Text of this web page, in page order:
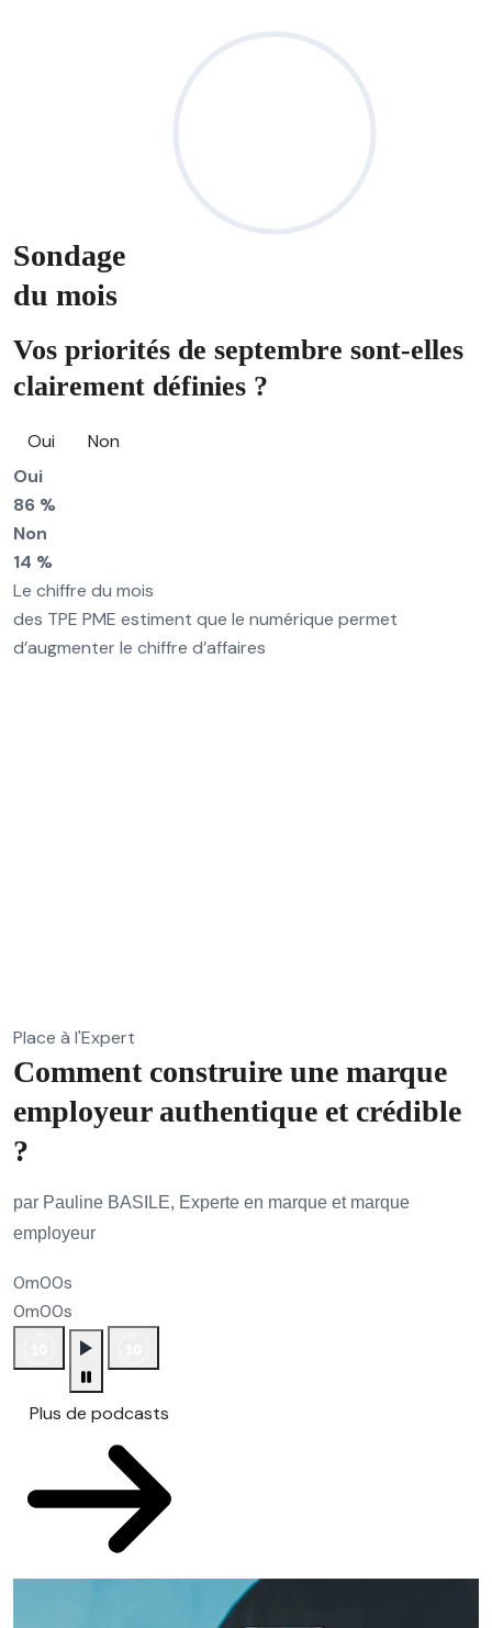
Sondage
du mois
Vos priorités de septembre sont-elles
clairement définies ?
Oui
Non
Oui
86 %
Non
14 %
Le chiffre du mois
des TPE PME estiment que le numérique permet
d’augmenter le chiffre d’affaires
Place à l'Expert
Comment construire une marque
employeur authentique et crédible
?
par Pauline BASILE, Experte en marque et marque
employeur
0m00s
0m00s
Plus de podcasts